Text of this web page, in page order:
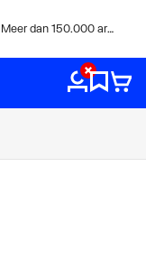
De expert sinds 1918 & Meer dan 150.000 artikelen